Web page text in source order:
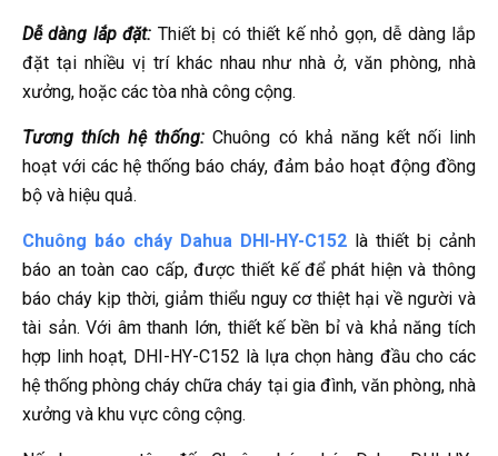
Dễ dàng lắp đặt: Thiết bị có thiết kế nhỏ gọn, dễ dàng lắp
đặt tại nhiều vị trí khác nhau như nhà ở, văn phòng, nhà
xưởng, hoặc các tòa nhà công cộng.
Tương thích hệ thống: Chuông có khả năng kết nối linh
hoạt với các hệ thống báo cháy, đảm bảo hoạt động đồng
bộ và hiệu quả.
Chuông báo cháy Dahua DHI-HY-C152 là thiết bị cảnh
báo an toàn cao cấp, được thiết kế để phát hiện và thông
báo cháy kịp thời, giảm thiểu nguy cơ thiệt hại về người và
tài sản. Với âm thanh lớn, thiết kế bền bỉ và khả năng tích
hợp linh hoạt, DHI-HY-C152 là lựa chọn hàng đầu cho các
hệ thống phòng cháy chữa cháy tại gia đình, văn phòng, nhà
xưởng và khu vực công cộng.